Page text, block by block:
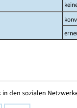
den sozialen